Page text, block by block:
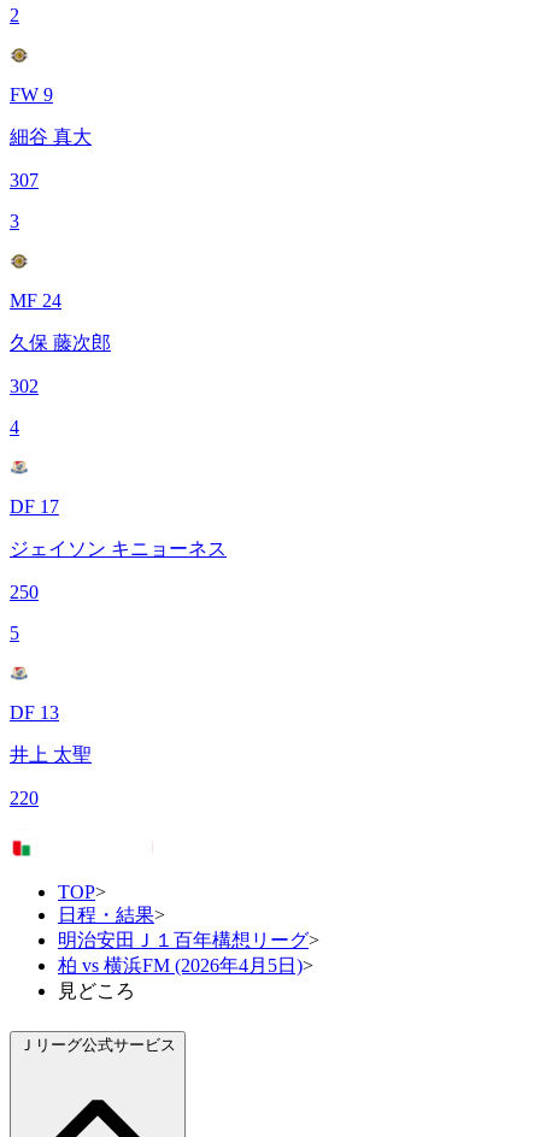
2
FW 9
細谷 真大
307
3
MF 24
久保 藤次郎
302
4
DF 17
ジェイソン キニョーネス
250
5
DF 13
井上 太聖
220
TOP>
日程・結果>
明治安田Ｊ１百年構想リーグ>
柏 vs 横浜FM (2026年4月5日)>
見どころ
Ｊリーグ公式サービス